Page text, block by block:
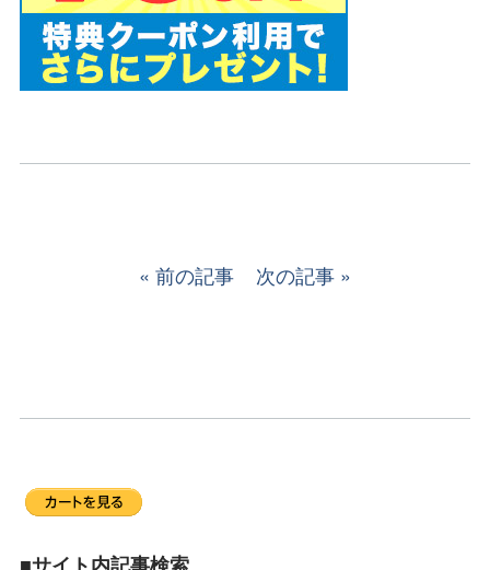
前の記事 次の記事